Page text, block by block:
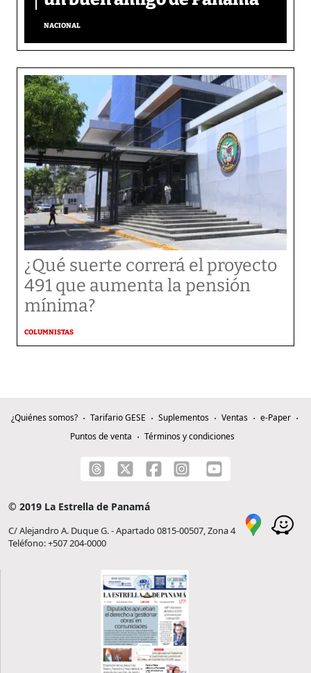
NACIONAL
¿Qué suerte correrá el proyecto
491 que aumenta la pensión
mínima?
COLUMNISTAS
¿Quiénes somos? Tarifario GESE Suplementos Ventas
e-Paper
Puntos de venta
Términos y condiciones
© 2019 La Estrella de Panamá
C/ Alejandro A. Duque G. - Apartado 0815-00507, Zona 4
Teléfono: +507 204-0000